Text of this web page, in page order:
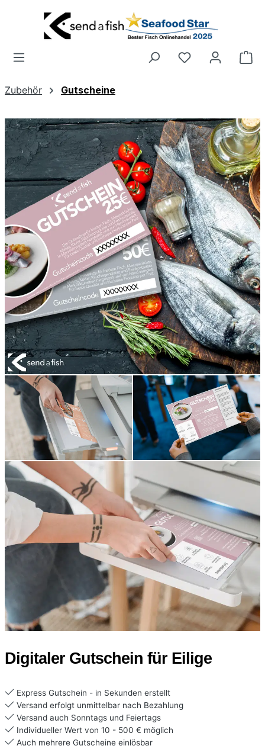
Zum Hauptinhalt springen
Zubehör Gutscheine
Digitaler Gutschein für Eilige
Express Gutschein - in Sekunden erstellt
Versand erfolgt unmittelbar nach Bezahlung
Versand auch Sonntags und Feiertags
Individueller Wert von 10 - 500 € möglich
Auch mehrere Gutscheine einlösbar